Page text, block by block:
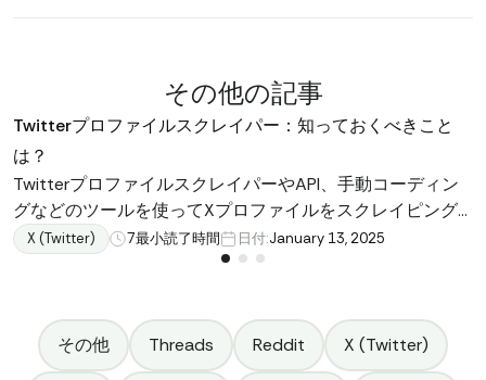
その他の記事
Twitterプロファイルスクレイパー：知っておくべきこと
は？
TwitterプロファイルスクレイパーやAPI、手動コーディン
グなどのツールを使ってXプロファイルをスクレイピング
する方法を学びましょう。実用的なアプリケーションを発
見し、マーケティング成功のために最適なものを選びまし
X (Twitter) 7最小読了時間 日付:January 13, 2025
その他 Threads Reddit X (Twitter)